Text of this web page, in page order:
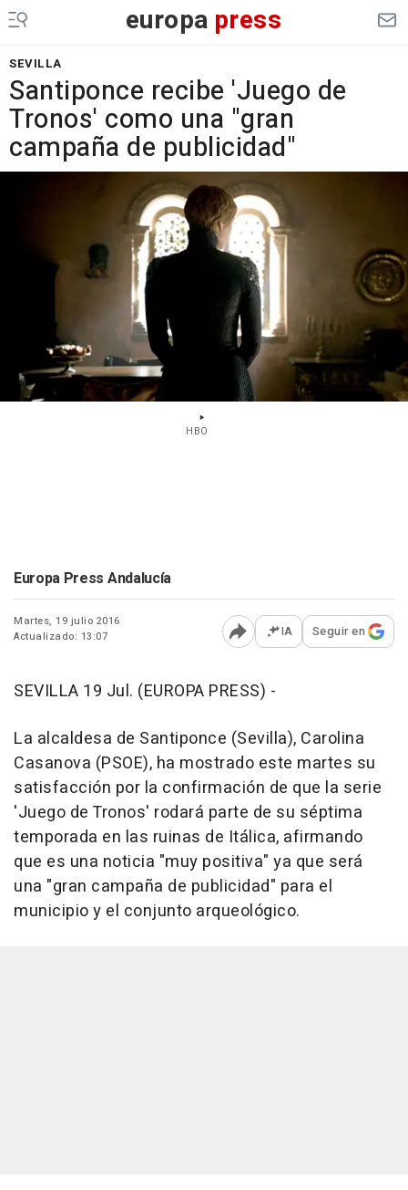
europa press
SEVILLA
Santiponce recibe 'Juego de
Tronos' como una "gran
campaña de publicidad"
HBO
Europa Press Andalucía
Martes, 19 julio 2016
Actualizado: 13:07
Abrir opciones para
IA Seguir en
SEVILLA 19 Jul. (EUROPA PRESS) -
La alcaldesa de Santiponce (Sevilla), Carolina
Casanova (PSOE), ha mostrado este martes su
satisfacción por la confirmación de que la serie
'Juego de Tronos' rodará parte de su séptima
temporada en las ruinas de Itálica, afirmando
que es una noticia "muy positiva" ya que será
una "gran campaña de publicidad" para el
municipio y el conjunto arqueológico.